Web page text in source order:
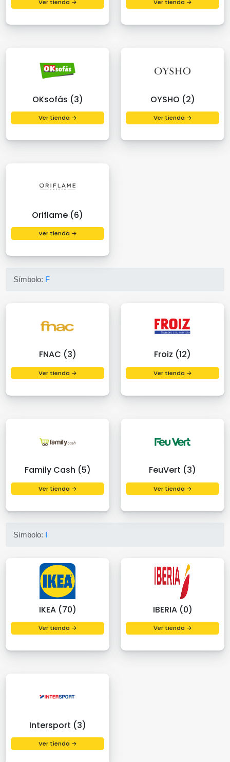
Ver tienda → Ver tienda →
OKsofás (3)
Ver tienda →
OYSHO (2)
Ver tienda →
Oriflame (6)
Ver tienda →
Símbolo: F
FNAC (3)
Ver tienda →
Froiz (12)
Ver tienda →
Family Cash (5)
Ver tienda →
FeuVert (3)
Ver tienda →
Símbolo: I
IKEA (70)
Ver tienda →
IBERIA (0)
Ver tienda →
Intersport (3)
Ver tienda →